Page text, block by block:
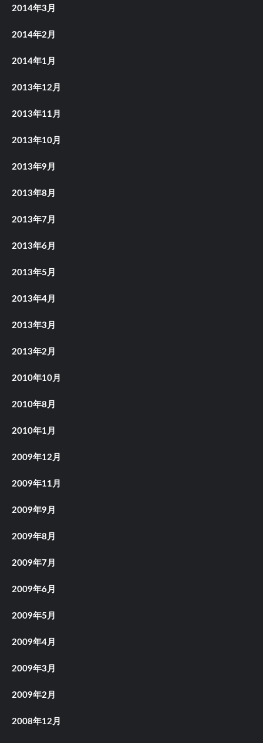
2014年3月
2014年2月
2014年1月
2013年12月
2013年11月
2013年10月
2013年9月
2013年8月
2013年7月
2013年6月
2013年5月
2013年4月
2013年3月
2013年2月
2010年10月
2010年8月
2010年1月
2009年12月
2009年11月
2009年9月
2009年8月
2009年7月
2009年6月
2009年5月
2009年4月
2009年3月
2009年2月
2008年12月